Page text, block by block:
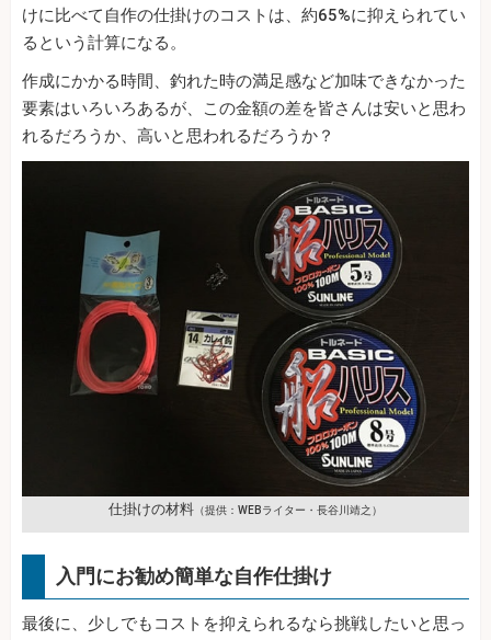
けに比べて自作の仕掛けのコストは、約65%に抑えられてい
るという計算になる。
作成にかかる時間、釣れた時の満足感など加味できなかった
要素はいろいろあるが、この金額の差を皆さんは安いと思わ
れるだろうか、高いと思われるだろうか？
仕掛けの材料 （提供：WEBライター・長谷川靖之）
入門にお勧め簡単な自作仕掛け
最後に、少しでもコストを抑えられるなら挑戦したいと思っ